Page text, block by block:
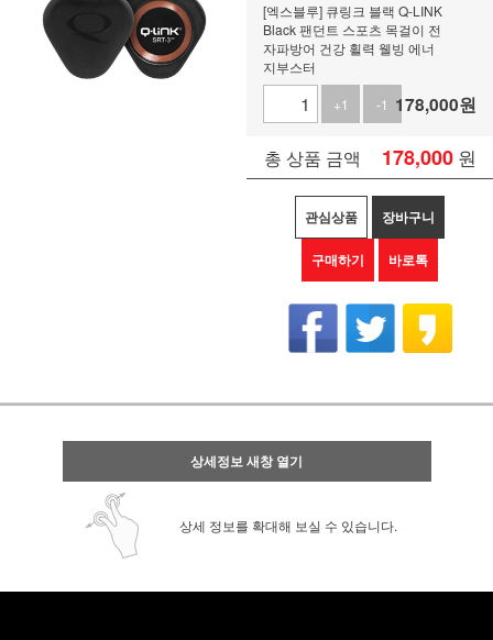
[엑스블루] 큐링크 블랙 Q-LINK
Black 팬던트 스포츠 목걸이 전
자파방어 건강 횔력 웰빙 에너
지부스터
+1
-1 178,000원
총 상품 금액 178,000 원
관심상품 장바구니
구매하기 바로톡
상세정보 새창 열기
상세 정보를 확대해 보실 수 있습니다.